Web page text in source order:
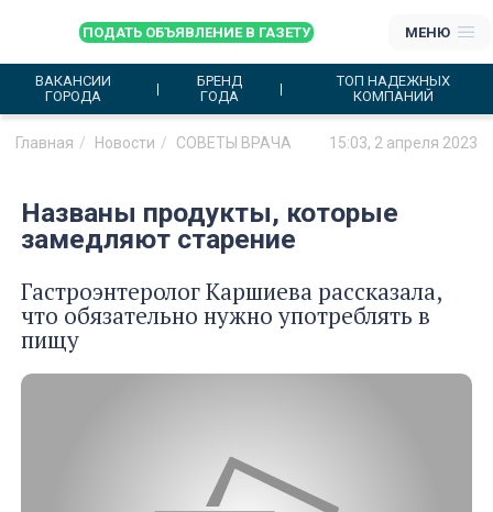
ПОДАТЬ ОБЪЯВЛЕНИЕ В ГАЗЕТУ МЕНЮ
ВАКАНСИИ
ГОРОДА
БРЕНД
ГОДА
ТОП НАДЕЖНЫХ
КОМПАНИЙ
Главная Новости СОВЕТЫ ВРАЧА 15:03, 2 апреля 2023
Названы продукты, которые
замедляют старение
Гастроэнтеролог Каршиева рассказала,
что обязательно нужно употреблять в
пищу